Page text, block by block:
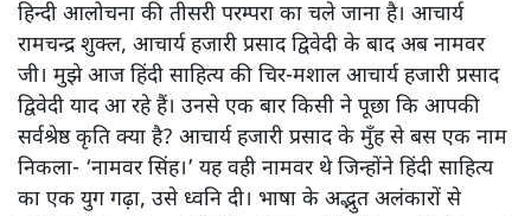
हिन्दी आलोचना की तीसरी परम्परा का चले जाना है। आचार्य
रामचन्द्र शुक्ल, आचार्य हजारी प्रसाद द्विवेदी के बाद अब नामवर
जी। मुझे आज हिंदी साहित्य की चिर-मशाल आचार्य हजारी प्रसाद
द्विवेदी याद आ रहे हैं। उनसे एक बार किसी ने पूछा कि आपकी
सर्वश्रेष्ठ कृति क्या है? आचार्य हजारी प्रसाद के मुँह से बस एक नाम
निकला- ‘नामवर सिंह।’ यह वही नामवर थे जिन्होंने हिंदी साहित्य
का एक युग गढ़ा, उसे ध्वनि दी। भाषा के अद्भुत अलंकारों से